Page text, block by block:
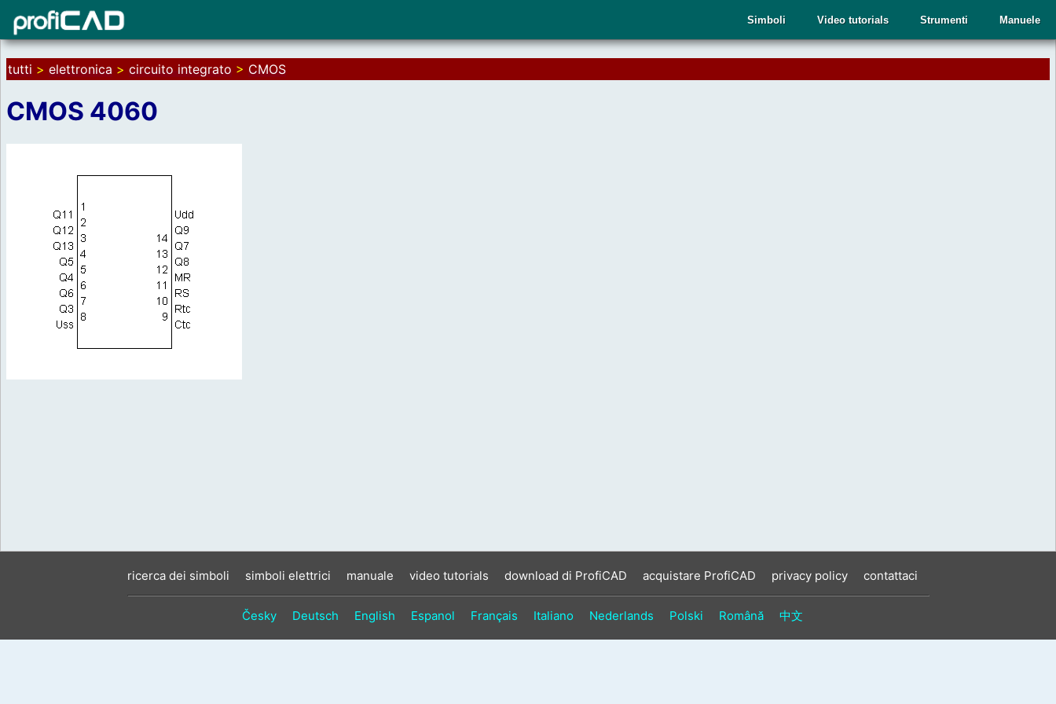
Manuele
Strumenti
Video tutorials
Simboli
tutti > elettronica > circuito integrato > CMOS
CMOS 4060
ricerca dei simboli simboli elettrici manuale video tutorials download di ProfiCAD acquistare ProfiCAD privacy policy contattaci
Česky Deutsch English Espanol Français Italiano Nederlands Polski Română 中文